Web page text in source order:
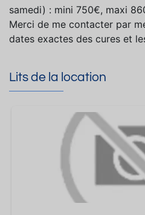
samedi) : mini 750€, maxi
Merci de me contacter par
dates exactes des cures et
Lits de la location